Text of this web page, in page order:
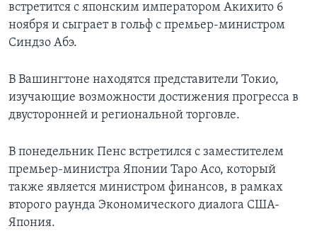
встретится с японским императором Акихито 6
ноября и сыграет в гольф с премьер-министром
Синдзо Абэ.
В Вашингтоне находятся представители Токио,
изучающие возможности достижения прогресса в
двусторонней и региональной торговле.
В понедельник Пенс встретился с заместителем
премьер-министра Японии Таро Асо, который
также является министром финансов, в рамках
второго раунда Экономического диалога США-
Япония.